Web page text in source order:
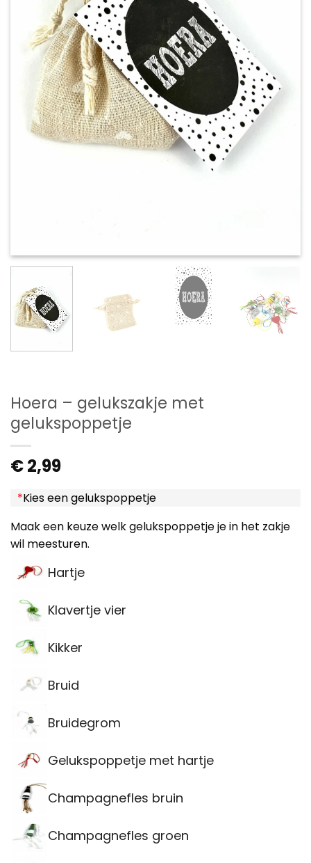
Hoera – gelukszakje met
gelukspoppetje
€2,99
*Kies een gelukspoppetje
Maak een keuze welk gelukspoppetje je in het zakje
wil meesturen.
Hartje
Klavertje vier
Kikker
Bruid
Bruidegrom
Gelukspoppetje met hartje
Champagnefles bruin
Champagnefles groen